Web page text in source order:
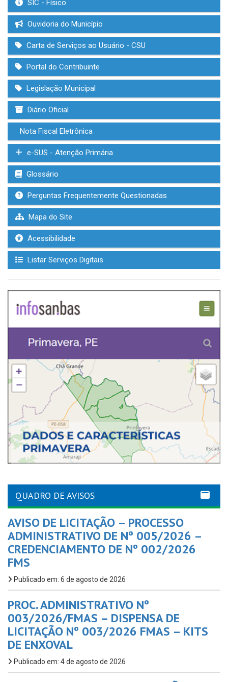
SIC - Físico
Ouvidoria do Município
Carta de Serviços ao Usuário - CSU
Portal do Contribuinte
Legislação Municipal
Diário Oficial
Nota Fiscal Eletrônica
e-SUS - Atenção Primária
Glossário
Perguntas Frequentemente Questionadas
Mapa do Site
Acessibilidade
Listar Serviços Digitais
QUADRO DE AVISOS
AVISO DE LICITAÇÃO – PROCESSO
ADMINISTRATIVO DE Nº 005/2026 –
CREDENCIAMENTO DE Nº 002/2026
FMS
Publicado em: 6 de agosto de 2026
PROC. ADMINISTRATIVO Nº
003/2026/FMAS – DISPENSA DE
LICITAÇÃO Nº 003/2026 FMAS – KITS
DE ENXOVAL
Publicado em: 4 de agosto de 2026